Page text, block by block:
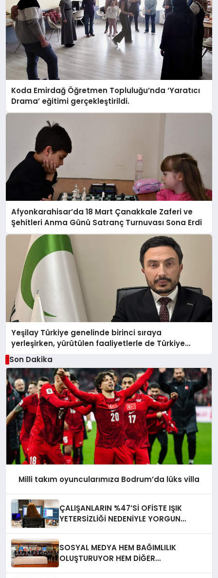
Koda Emirdağ Öğretmen Topluluğu’nda ‘Yaratıcı
Drama’ eğitimi gerçekleştirildi.
Afyonkarahisar’da 18 Mart Çanakkale Zaferi ve
Şehitleri Anma Günü Satranç Turnuvası Sona Erdi
Yeşilay Türkiye genelinde birinci sıraya
yerleşirken, yürütülen faaliyetlerle de Türkiye
üçüncüsü oldu.
Son Dakika
Milli takım oyuncularımıza Bodrum’da lüks villa
ÇALIŞANLARIN %47’Sİ OFİSTE IŞIK
YETERSİZLİĞİ NEDENİYLE YORGUN
SOSYAL MEDYA HEM BAĞIMLILIK
OLUŞTURUYOR HEM DİĞER